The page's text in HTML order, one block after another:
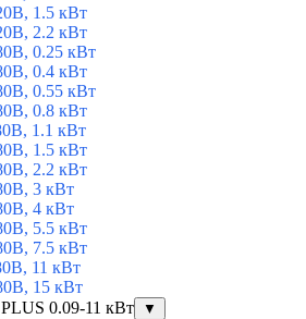
1.5 кВт
2.2 кВт
0.25 кВт
0.4 кВт
0.55 кВт
0.8 кВт
1.1 кВт
1.5 кВт
2.2 кВт
3 кВт
4 кВт
5.5 кВт
7.5 кВт
11 кВт
15 кВт
0.09-11 кВт
▼